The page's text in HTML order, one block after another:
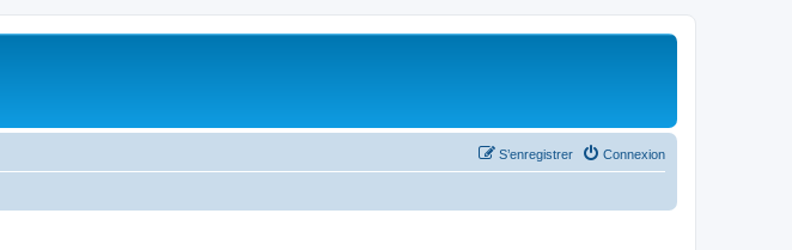
Connexion
S’enregistrer